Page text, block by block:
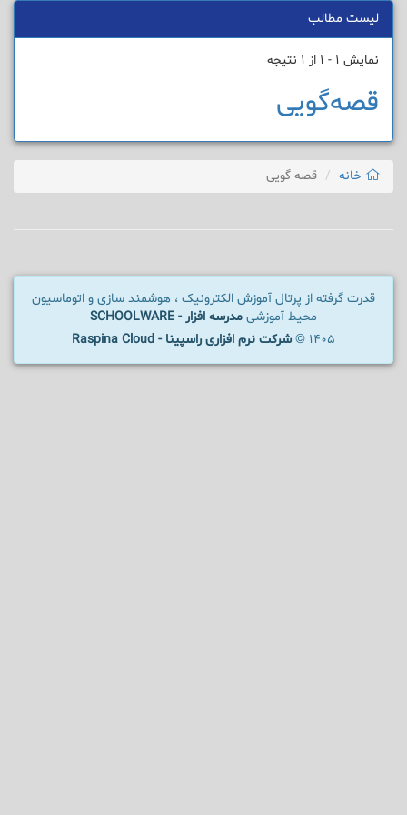
لیست مطالب
نمایش 1 - 1 از 1 نتیجه
قصه‌گویی
خانه قصه گویی
قدرت گرفته از پرتال آموزش الکترونیک ، هوشمند سازی و اتوماسیون
محیط آموزشی مدرسه افزار - SCHOOLWARE
1405 ©
شرکت نرم افزاری راسپینا - Raspina Cloud